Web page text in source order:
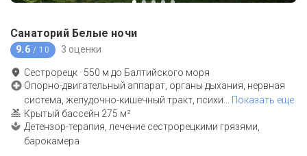
Санаторий Белые ночи
9.6 / 10 3 оценки
Сестрорецк · 550 м до Балтийского моря
Опорно-двигательный аппарат, органы дыхания, нервная
система, желудочно-кишечный тракт, психи
Показать еще
Крытый бассейн 275 м²
Детензор-терапия, лечение cестрорецкими грязями,
барокамера